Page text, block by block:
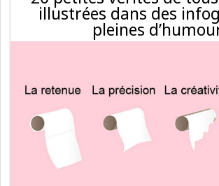
illustrées dans des
pleines